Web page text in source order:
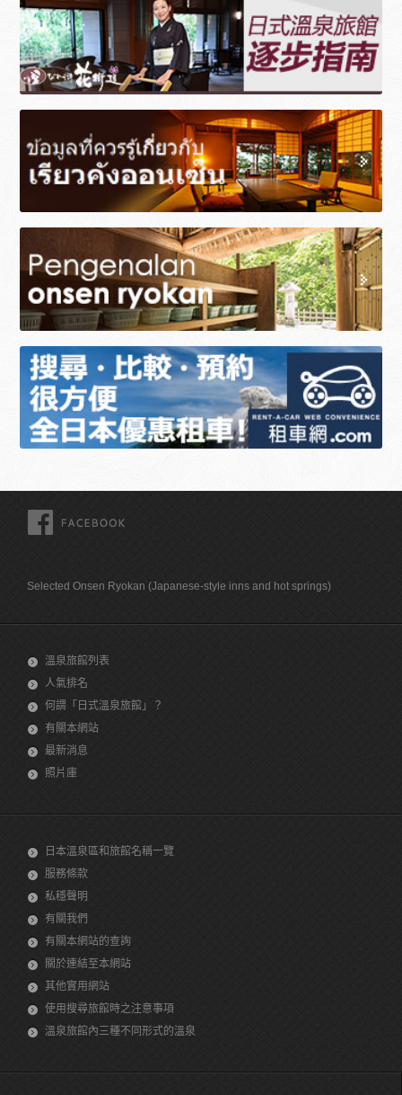
Selected Onsen Ryokan (Japanese-style inns and hot springs)
溫泉旅館列表
人氣排名
何謂「日式溫泉旅館」？
有關本網站
最新消息
照片庫
日本溫泉區和旅館名稱一覽
服務條款
私穩聲明
有關我們
有關本網站的查詢
關於連結至本網站
其他實用網站
使用搜尋旅館時之注意事項
溫泉旅館內三種不同形式的溫泉